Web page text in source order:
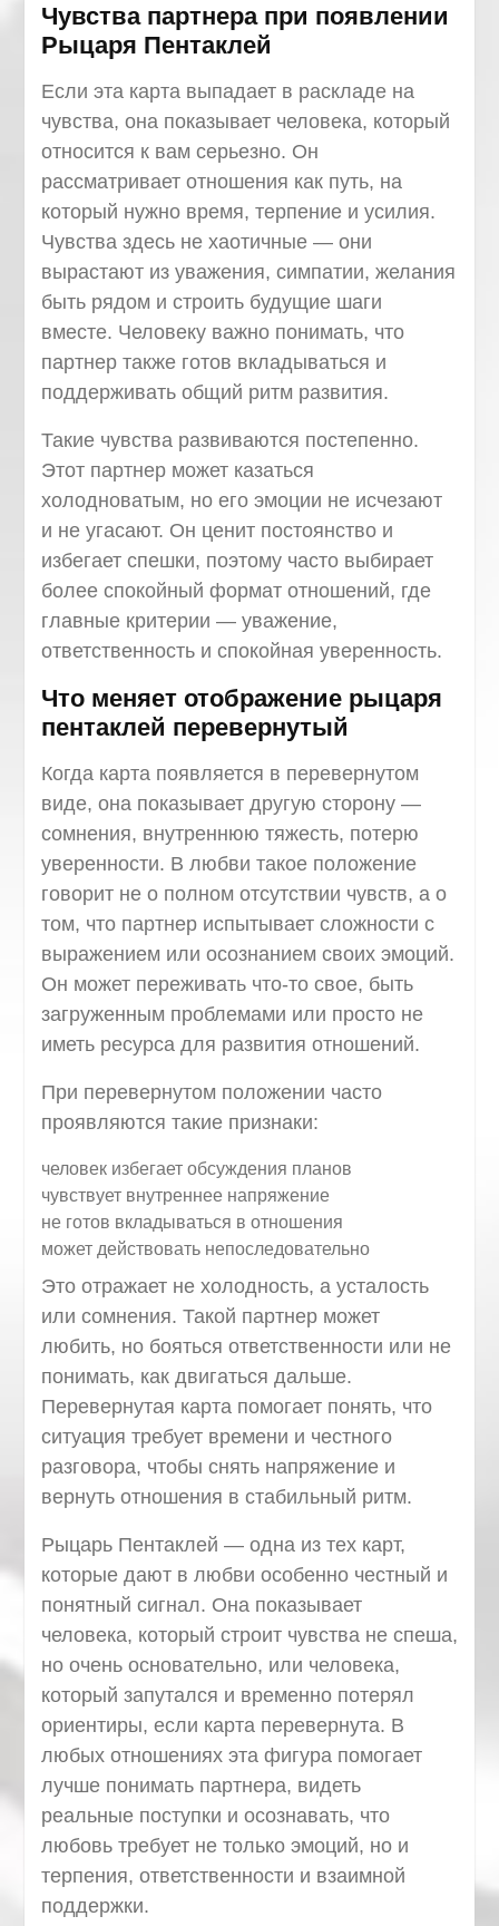
Чувства партнера при появлении
Рыцаря Пентаклей
Если эта карта выпадает в раскладе на
чувства, она показывает человека, который
относится к вам серьезно. Он
рассматривает отношения как путь, на
который нужно время, терпение и усилия.
Чувства здесь не хаотичные — они
вырастают из уважения, симпатии, желания
быть рядом и строить будущие шаги
вместе. Человеку важно понимать, что
партнер также готов вкладываться и
поддерживать общий ритм развития.
Такие чувства развиваются постепенно.
Этот партнер может казаться
холодноватым, но его эмоции не исчезают
и не угасают. Он ценит постоянство и
избегает спешки, поэтому часто выбирает
более спокойный формат отношений, где
главные критерии — уважение,
ответственность и спокойная уверенность.
Что меняет отображение рыцаря
пентаклей перевернутый
Когда карта появляется в перевернутом
виде, она показывает другую сторону —
сомнения, внутреннюю тяжесть, потерю
уверенности. В любви такое положение
говорит не о полном отсутствии чувств, а о
том, что партнер испытывает сложности с
выражением или осознанием своих эмоций.
Он может переживать что-то свое, быть
загруженным проблемами или просто не
иметь ресурса для развития отношений.
При перевернутом положении часто
проявляются такие признаки:
человек избегает обсуждения планов
чувствует внутреннее напряжение
не готов вкладываться в отношения
может действовать непоследовательно
Это отражает не холодность, а усталость
или сомнения. Такой партнер может
любить, но бояться ответственности или не
понимать, как двигаться дальше.
Перевернутая карта помогает понять, что
ситуация требует времени и честного
разговора, чтобы снять напряжение и
вернуть отношения в стабильный ритм.
Рыцарь Пентаклей — одна из тех карт,
которые дают в любви особенно честный и
понятный сигнал. Она показывает
человека, который строит чувства не спеша,
но очень основательно, или человека,
который запутался и временно потерял
ориентиры, если карта перевернута. В
любых отношениях эта фигура помогает
лучше понимать партнера, видеть
реальные поступки и осознавать, что
любовь требует не только эмоций, но и
терпения, ответственности и взаимной
поддержки.